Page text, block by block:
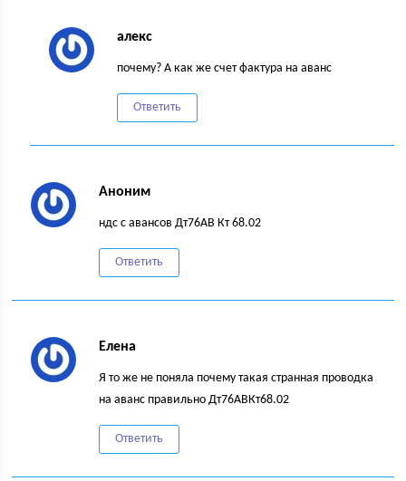
алекс
почему? А как же счет фактура на аванс
Ответить
Аноним
ндс с авансов Дт76АВ Кт 68.02
Ответить
Елена
Я то же не поняла почему такая странная проводка
на аванс правильно Дт76АВКт68.02
Ответить